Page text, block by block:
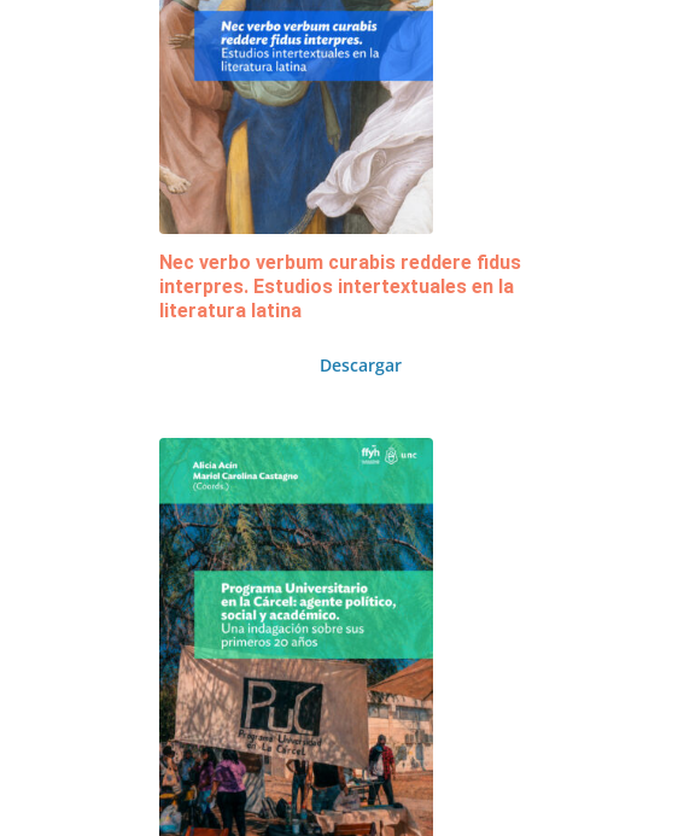
Nec verbo verbum curabis reddere fidus
interpres. Estudios intertextuales en la
literatura latina
Descargar